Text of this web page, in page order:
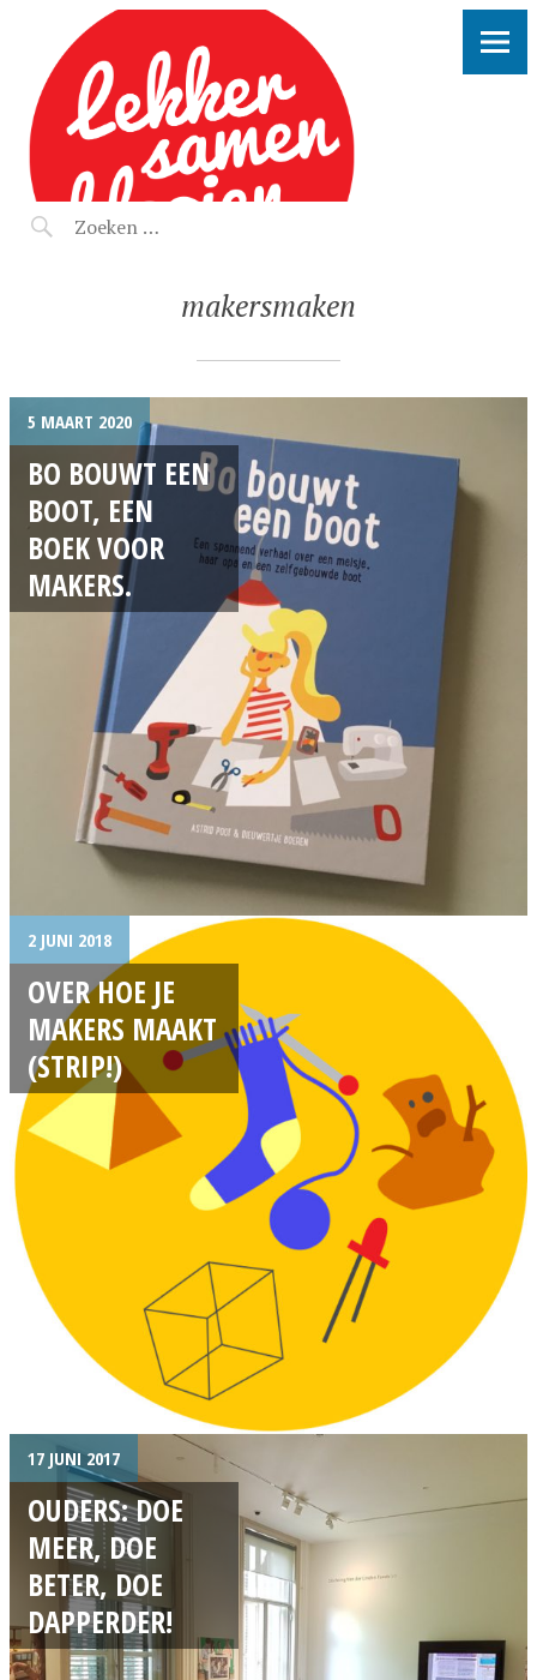
LEKKER SAMEN KLOOIEN
makersmaken
5 MAART 2020
BO BOUWT EEN
BOOT, EEN
BOEK VOOR
MAKERS.
2 JUNI 2018
OVER HOE JE
MAKERS MAAKT
(STRIP!)
17 JUNI 2017
OUDERS: DOE
MEER, DOE
BETER, DOE
DAPPERDER!